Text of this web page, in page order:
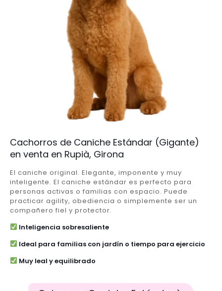
Cachorros de Caniche Estándar (Gigante)
en venta en Rupià, Girona
El caniche original. Elegante, imponente y muy
inteligente. El caniche estándar es perfecto para
personas activas o familias con espacio. Puede
practicar agility, obediencia o simplemente ser un
compañero fiel y protector.
Inteligencia sobresaliente
Ideal para familias con jardín o tiempo para ejercicio
Muy leal y equilibrado